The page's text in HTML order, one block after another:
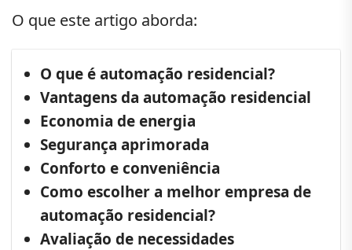
O que este artigo aborda:
O que é automação residencial?
Vantagens da automação residencial
Economia de energia
Segurança aprimorada
Conforto e conveniência
Como escolher a melhor empresa de
automação residencial?
Avaliação de necessidades